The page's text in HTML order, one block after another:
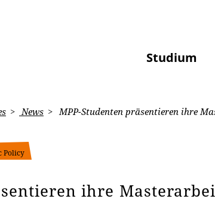
Studium
News MPP-Studenten präsentieren ihre
Policy
ihre